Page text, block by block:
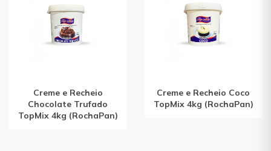
Creme e Recheio
Chocolate Trufado
TopMix 4kg (RochaPan)
Creme e Recheio Coco
TopMix 4kg (RochaPan)